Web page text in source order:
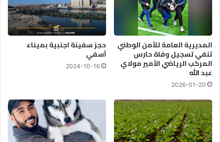
المديرية العامة للأمن الوطني
تنفي تسجيل وفاة حارس
المركب الرياضي الأمير مولاي
عبد الله
2026-01-20
حجز سفينة اجنبية بميناء
آسفي
2024-10-16